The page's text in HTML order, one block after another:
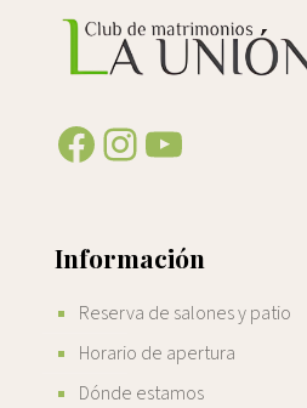
Facebook
Instagram
YouTube
Información
Reserva de salones y patio
Horario de apertura
Dónde estamos